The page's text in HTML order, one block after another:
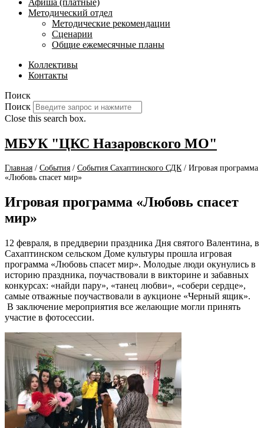
Афиша (платные)
Методический отдел
Методические рекомендации
Сценарии
Общие ежемесячные планы
Коллективы
Контакты
Поиск
Поиск
Close this search box.
МБУК "ЦКС Назаровского МО"
Главная / События / События Сахаптинского СДК / Игровая программа
«Любовь спасет мир»
Игровая программа «Любовь спасет
мир»
12 февраля, в преддверии праздника Дня святого Валентина, в
Сахаптинском сельском Доме культуры прошла игровая
программа «Любовь спасет мир». Молодые люди окунулись в
историю праздника, поучаствовали в викторине и забавных
конкурсах: «найди пару», «танец любви», «собери сердце»,
самые отважные поучаствовали в аукционе «Черный ящик».
В заключение мероприятия все желающие могли принять
участие в фотосессии.